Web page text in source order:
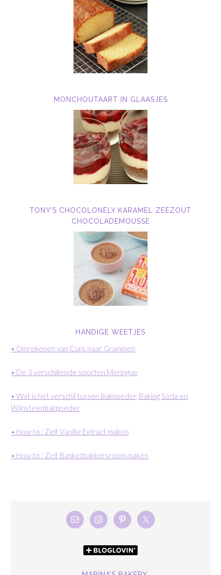
MONCHOUTAART IN GLAASJES
TONY’S CHOCOLONELY KARAMEL ZEEZOUT
CHOCOLADEMOUSSE
HANDIGE WEETJES
• Omrekenen van Cups naar Grammen
• De 3 verschillende soorten Meringue
• Wat is het verschil tussen Bakpoeder, Baking Soda en
Wijnsteenbakpoeder
• How to : Zelf Vanille Extract maken
• How to : Zelf Banketbakkersroom maken